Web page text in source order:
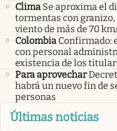
Clima Se aproxima el
tormentas con
viento de más de 70
Colombia Confirmado:
con personal
existencia de los
Para aprovechar
habrá un nuevo fin de
personas
Últimas noticias